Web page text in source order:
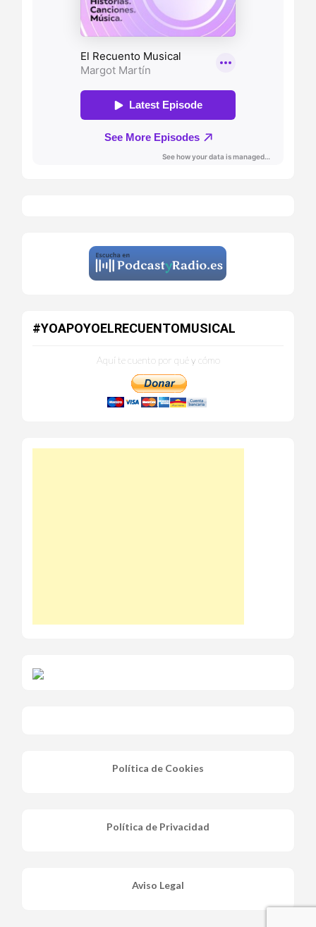
#YOAPOYOELRECUENTOMUSICAL
Aquí te cuento por qué y cómo
Política de Cookies
Política de Privacidad
Aviso Legal